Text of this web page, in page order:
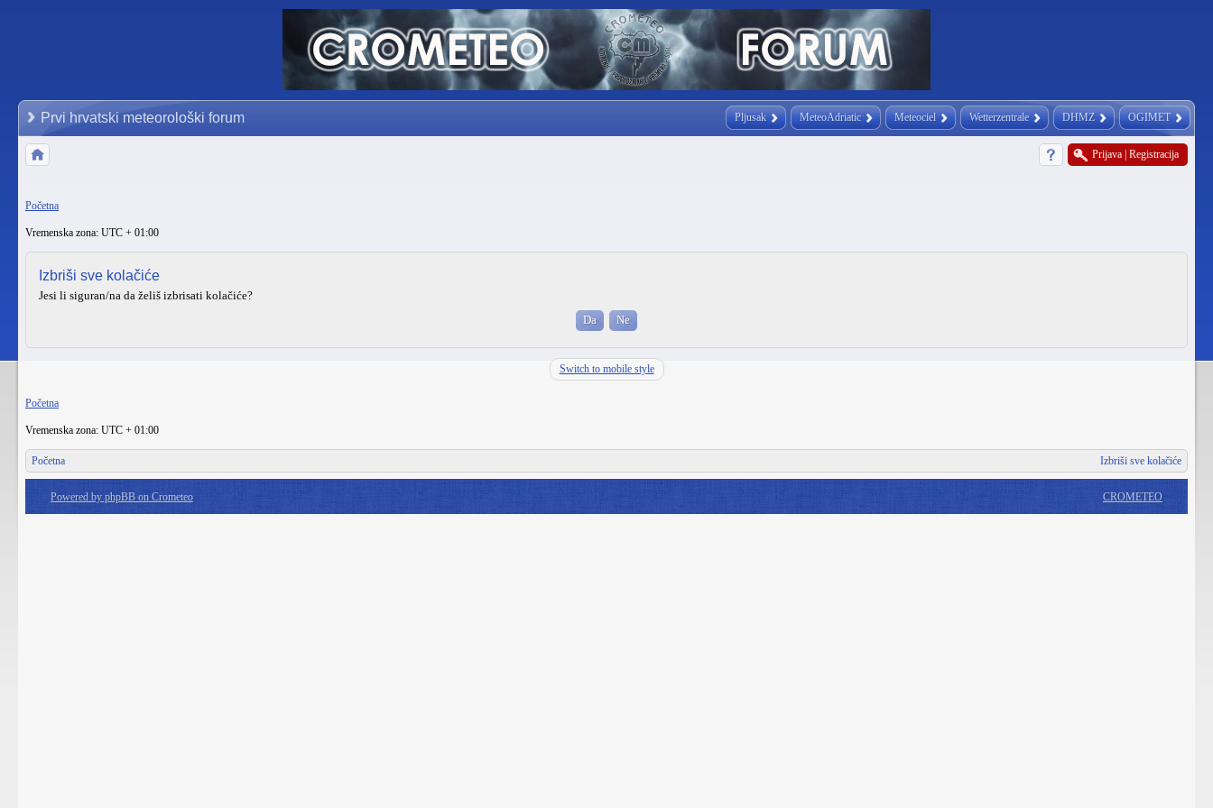
Pljusak MeteoAdriatic Meteociel Wetterzentrale DHMZ OGIMET
Prvi hrvatski meteorološki forum
Prijava Registracija
Početna
Vremenska zona: UTC + 01:00
Izbriši sve kolačiće
Jesi li siguran/na da želiš izbrisati kolačiće?
Switch to mobile style
Početna
Vremenska zona: UTC + 01:00
Početna Izbriši sve kolačiće
Powered by phpBB on Crometeo CROMETEO